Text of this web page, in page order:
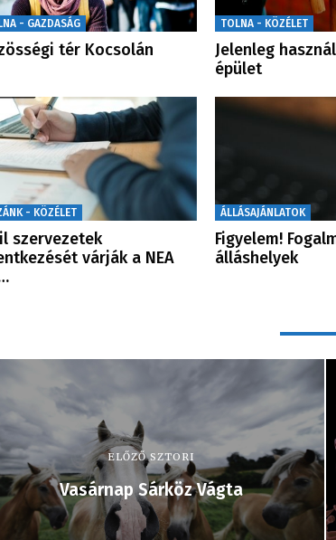
- GAZDASÁG
tér Kocsolán
TOLNA - KÖZÉLET
Jelenleg
épület
- KÖZÉLET
szervezetek
várják a NEA
ÁLLÁSAJÁNLATOK
Figyelem!
álláshelyek
ELŐZŐ SZTORI
Vasárnap Sárköz Vágta